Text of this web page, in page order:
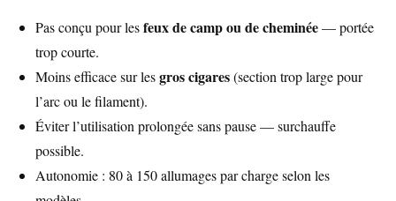
Pas conçu pour lesfeux de camp ou de cheminée— portée
trop courte.
Moins efficace sur lesgros cigares(section trop large pour
l’arc ou le filament).
Éviter l’utilisation prolongée sans pause — surchauffe
possible.
Autonomie : 80 à 150 allumages par charge selon les